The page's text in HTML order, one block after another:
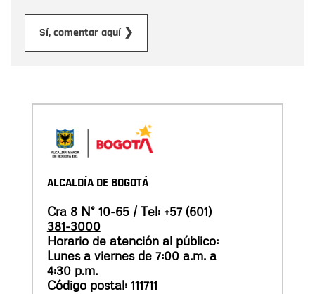
Sí, comentar aquí ❯
ALCALDÍA DE BOGOTÁ
Cra 8 N° 10-65 / Tel: +57 (601)
381-3000
Horario de atención al público:
Lunes a viernes de 7:00 a.m. a
4:30 p.m.
Código postal: 111711